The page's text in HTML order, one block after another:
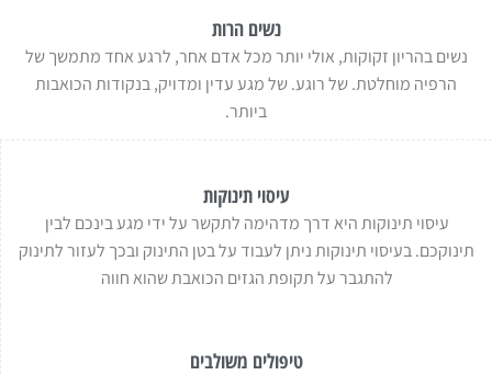
נשים הרות
נשים בהריון זקוקות, אולי יותר מכל אדם אחר, לרגע אחד מתמשך של
הרפיה מוחלטת. של רוגע. של מגע עדין ומדויק, בנקודות הכואבות
ביותר.
עיסוי תינוקות
עיסוי תינוקות היא דרך מדהימה לתקשר על ידי מגע בינכם לבין
תינוקכם. בעיסוי תינוקות ניתן לעבוד על בטן התינוק ובכך לעזור לתינוק
להתגבר על תקופת הגזים הכואבת שהוא חווה
טיפולים משולבים